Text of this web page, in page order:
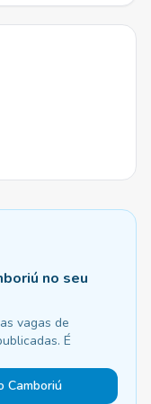
no seu
vagas de
É
Camboriú